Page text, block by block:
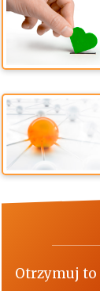
Otrzymuj to